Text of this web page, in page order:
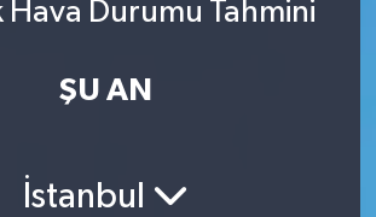
Hava Durumu Tahmini
ŞU AN
İstanbul
Puan Durumu ve Fikstür